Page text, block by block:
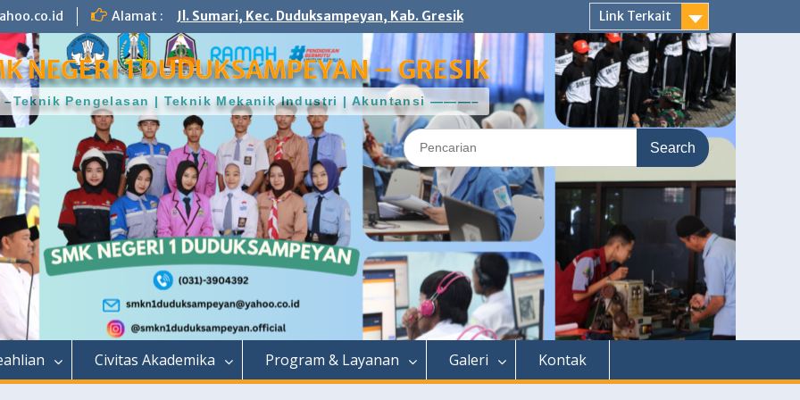
Alamat : Jl. Sumari, Kec. Duduksampeyan, Kab. Gresik Link Terkait
NEGERI 1 DUDUKSAMPEYAN – GRESIK
Pengelasan | Teknik Mekanik Industri | Akuntansi ———–
Search
for:
Civitas Akademika Program & Layanan Galeri Kontak